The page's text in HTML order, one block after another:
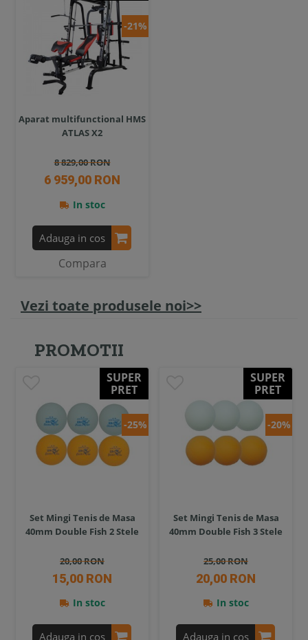
-21%
Aparat multifunctional HMS
ATLAS X2
8 829,00 RON
6 959,00 RON
In stoc
Adauga in cos
Compara
Vezi toate produsele noi>>
PROMOTII
SUPER
PRET
-25%
Set Mingi Tenis de Masa
40mm Double Fish 2 Stele
20,00 RON
15,00 RON
In stoc
Adauga in cos
SUPER
PRET
-20%
Set Mingi Tenis de Masa
40mm Double Fish 3 Stele
25,00 RON
20,00 RON
In stoc
Adauga in cos